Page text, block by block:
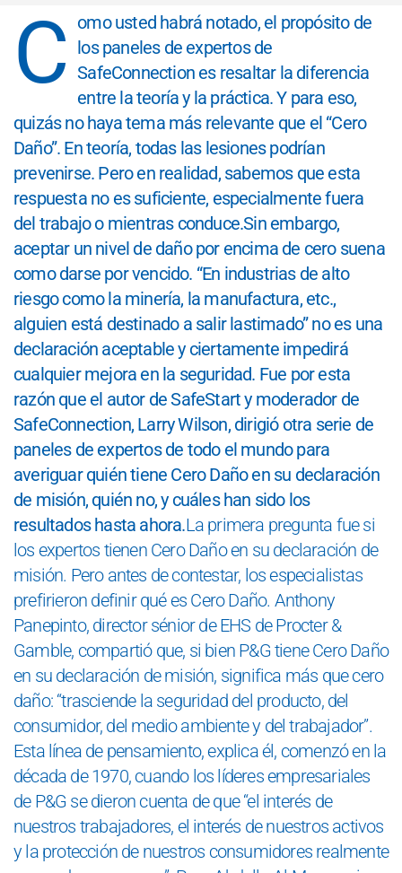
C omo usted habrá notado, el propósito de
los paneles de expertos de
SafeConnection es resaltar la diferencia
entre la teoría y la práctica. Y para eso,
quizás no haya tema más relevante que el “Cero
Daño”. En teoría, todas las lesiones podrían
prevenirse. Pero en realidad, sabemos que esta
respuesta no es suficiente, especialmente fuera
del trabajo o mientras conduce.Sin embargo,
aceptar un nivel de daño por encima de cero suena
como darse por vencido. “En industrias de alto
riesgo como la minería, la manufactura, etc.,
alguien está destinado a salir lastimado” no es una
declaración aceptable y ciertamente impedirá
cualquier mejora en la seguridad. Fue por esta
razón que el autor de SafeStart y moderador de
SafeConnection, Larry Wilson, dirigió otra serie de
paneles de expertos de todo el mundo para
averiguar quién tiene Cero Daño en su declaración
de misión, quién no, y cuáles han sido los
resultados hasta ahora.La primera pregunta fue si
los expertos tienen Cero Daño en su declaración de
misión. Pero antes de contestar, los especialistas
prefirieron definir qué es Cero Daño. Anthony
Panepinto, director sénior de EHS de Procter &
Gamble, compartió que, si bien P&G tiene Cero Daño
en su declaración de misión, significa más que cero
daño: “trasciende la seguridad del producto, del
consumidor, del medio ambiente y del trabajador”.
Esta línea de pensamiento, explica él, comenzó en la
década de 1970, cuando los líderes empresariales
de P&G se dieron cuenta de que “el interés de
nuestros trabajadores, el interés de nuestros activos
y la protección de nuestros consumidores realmente